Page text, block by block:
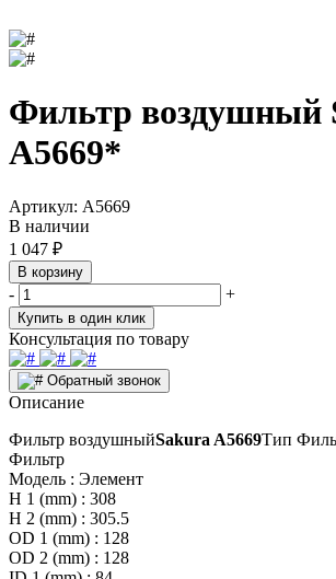
Фильтр воздушный
A5669*
Артикул: A5669
В наличии
1 047 ₽
В корзину
- +
Купить в один клик
Консультация по товару
Обратный звонок
Описание
Фильтр воздушныйSakura A5669Тип
Фильтр
Модель : Элемент
H 1 (mm) : 308
H 2 (mm) : 305.5
OD 1 (mm) : 128
OD 2 (mm) : 128